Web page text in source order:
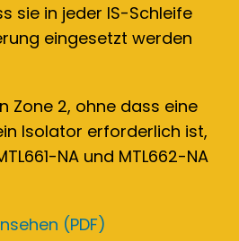
sie in jeder IS-Schleife
eingesetzt werden
Zone 2, ohne dass eine
Isolator erforderlich ist,
NA und MTL662-NA
(PDF)